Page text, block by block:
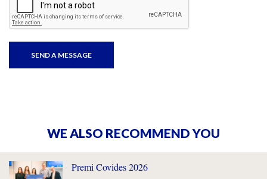
WE ALSO RECOMMEND YOU
Premi Covides 2026